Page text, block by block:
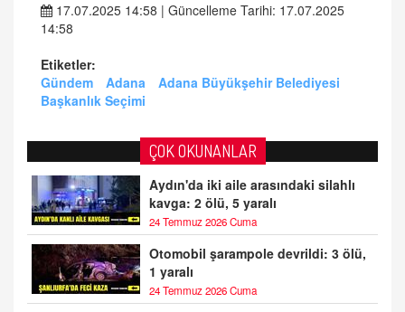
17.07.2025 14:58 | Güncelleme Tarihi: 17.07.2025
14:58
Etiketler:
Gündem
Adana
Adana Büyükşehir Belediyesi
Başkanlık Seçimi
ÇOK OKUNANLAR
Aydın'da iki aile arasındaki silahlı
kavga: 2 ölü, 5 yaralı
24 Temmuz 2026 Cuma
Otomobil şarampole devrildi: 3 ölü,
1 yaralı
24 Temmuz 2026 Cuma